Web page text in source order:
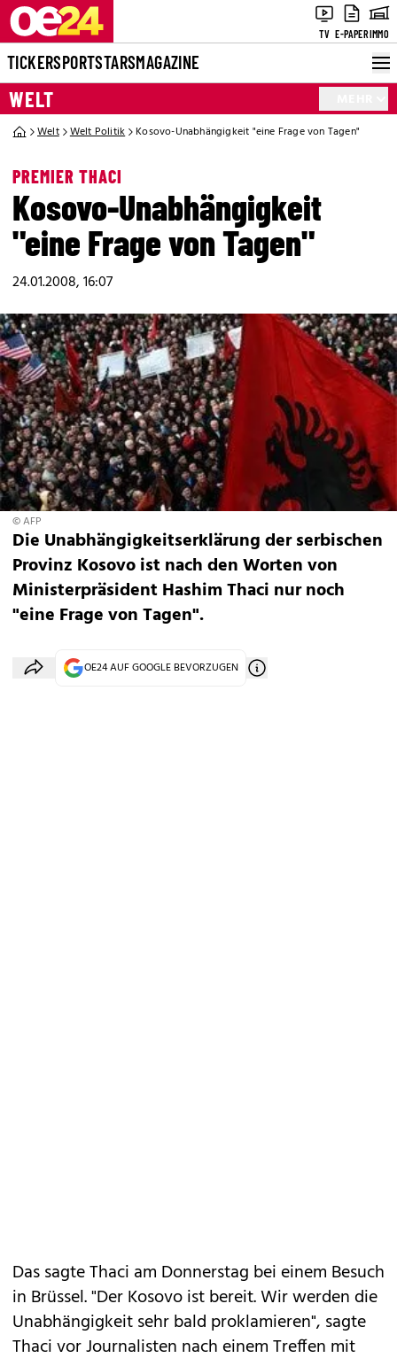
TV E-PAPERIMMO
TICKERSPORTSTARSMAGAZINE
WELT
Welt Welt Politik Kosovo-Unabhängigkeit "eine Frage von Tagen"
PREMIER THACI
Kosovo-Unabhängigkeit
"eine Frage von Tagen"
24.01.2008, 16:07
© AFP
Die Unabhängigkeitserklärung der serbischen
Provinz Kosovo ist nach den Worten von
Ministerpräsident Hashim Thaci nur noch
"eine Frage von Tagen".
OE24 AUF GOOGLE BEVORZUGEN
Das sagte Thaci am Donnerstag bei einem Besuch
in Brüssel. "Der Kosovo ist bereit. Wir werden die
Unabhängigkeit sehr bald proklamieren", sagte
Thaci vor Journalisten nach einem Treffen mit